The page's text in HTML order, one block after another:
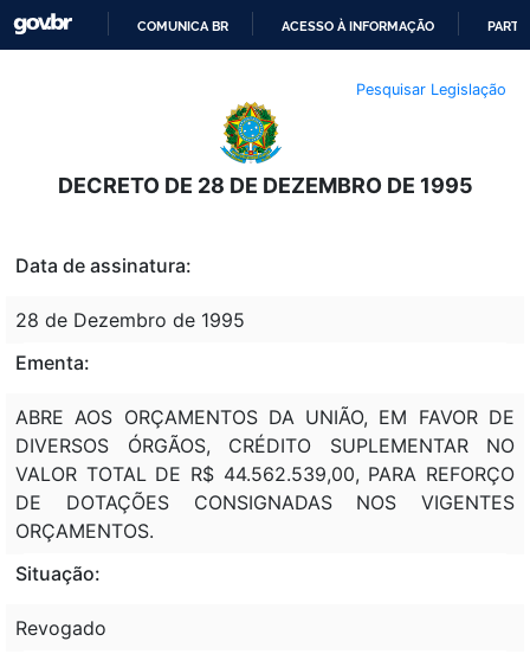
O
CONTEÚDO
COMUNICA BR ACESSO À INFORMAÇÃO
Pesquisar Legislação
DECRETO DE 28 DE DEZEMBRO DE 1995
Data de assinatura:
28 de Dezembro de 1995
Ementa:
ABRE AOS ORÇAMENTOS DA UNIÃO, EM FAVOR DE
DIVERSOS ÓRGÃOS, CRÉDITO SUPLEMENTAR NO
VALOR TOTAL DE R$ 44.562.539,00, PARA REFORÇO
DE DOTAÇÕES CONSIGNADAS NOS VIGENTES
ORÇAMENTOS.
Situação:
Revogado